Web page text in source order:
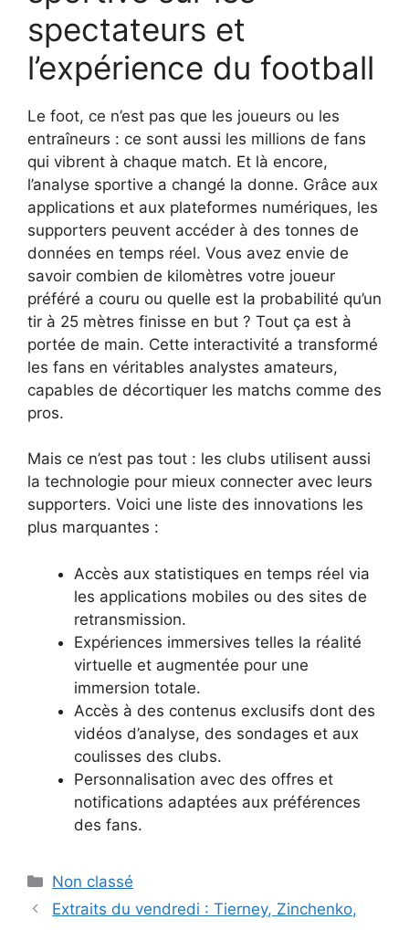
spectateurs et
l’expérience du football
Le foot, ce n’est pas que les joueurs ou les
entraîneurs : ce sont aussi les millions de fans
qui vibrent à chaque match. Et là encore,
l’analyse sportive a changé la donne. Grâce aux
applications et aux plateformes numériques, les
supporters peuvent accéder à des tonnes de
données en temps réel. Vous avez envie de
savoir combien de kilomètres votre joueur
préféré a couru ou quelle est la probabilité qu’un
tir à 25 mètres finisse en but ? Tout ça est à
portée de main. Cette interactivité a transformé
les fans en véritables analystes amateurs,
capables de décortiquer les matchs comme des
pros.
Mais ce n’est pas tout : les clubs utilisent aussi
la technologie pour mieux connecter avec leurs
supporters. Voici une liste des innovations les
plus marquantes :
Accès aux statistiques en temps réel via
les applications mobiles ou des sites de
retransmission.
Expériences immersives telles la réalité
virtuelle et augmentée pour une
immersion totale.
Accès à des contenus exclusifs dont des
vidéos d’analyse, des sondages et aux
coulisses des clubs.
Personnalisation avec des offres et
notifications adaptées aux préférences
des fans.
Catégories
Non classé
Extraits du vendredi : Tierney, Zinchenko,